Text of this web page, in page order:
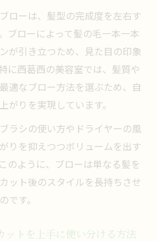
ローは、髪型の完成度を左右す
ブローによって髪の毛一本一本
が引き立つため、見た目の印象
に西葛西の美容室では、髪質や
適なブロー方法を選ぶため、自
がりを実現しています。
ラシの使い方やドライヤーの風
りを抑えつつボリュームを出す
のように、ブローは単なる髪を
ット後のスタイルを長持ちさせ
です。
ットを上手に使い分ける方法